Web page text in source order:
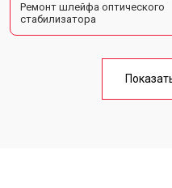
Ремонт шлейфа оптического
стабилизатора